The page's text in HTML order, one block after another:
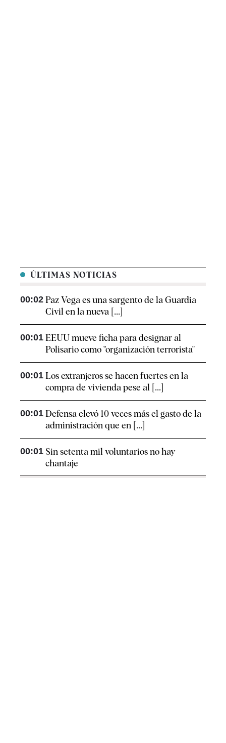
ÚLTIMAS NOTICIAS
00:02 Paz Vega es una sargento de la Guardia
Civil en la nueva [...]
00:01 EEUU mueve ficha para designar al
Polisario como "organización terrorista"
00:01 Los extranjeros se hacen fuertes en la
compra de vivienda pese al [...]
00:01 Defensa elevó 10 veces más el gasto de la
administración que en [...]
00:01 Sin setenta mil voluntarios no hay
chantaje